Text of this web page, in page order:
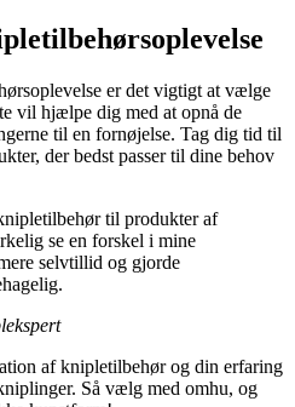
er det vigtigt at vælge
vil hjælpe dig med at opnå de
til en fornøjelse. Tag dig tid til
der bedst passer til dine behov
til produkter af
se en forskel i mine
selvtillid og gjorde
af knipletilbehør og din erfaring
Så vælg med omhu, og